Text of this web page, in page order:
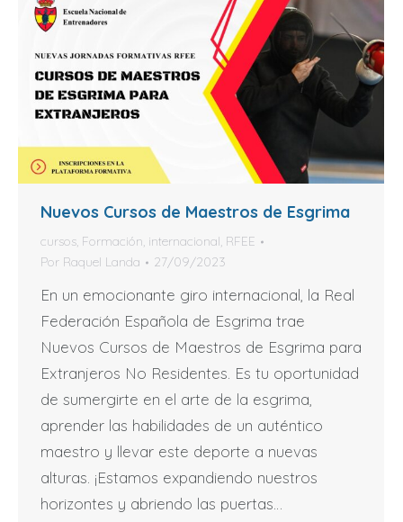
Nuevos Cursos de Maestros de Esgrima
cursos, Formación, internacional, RFEE
Por Raquel Landa 27/09/2023
En un emocionante giro internacional, la Real
Federación Española de Esgrima trae
Nuevos Cursos de Maestros de Esgrima para
Extranjeros No Residentes. Es tu oportunidad
de sumergirte en el arte de la esgrima,
aprender las habilidades de un auténtico
maestro y llevar este deporte a nuevas
alturas. ¡Estamos expandiendo nuestros
horizontes y abriendo las puertas…